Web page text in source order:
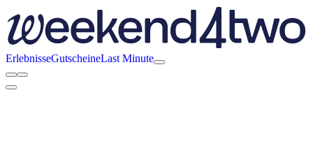
ErlebnisseGutscheineLast Minute